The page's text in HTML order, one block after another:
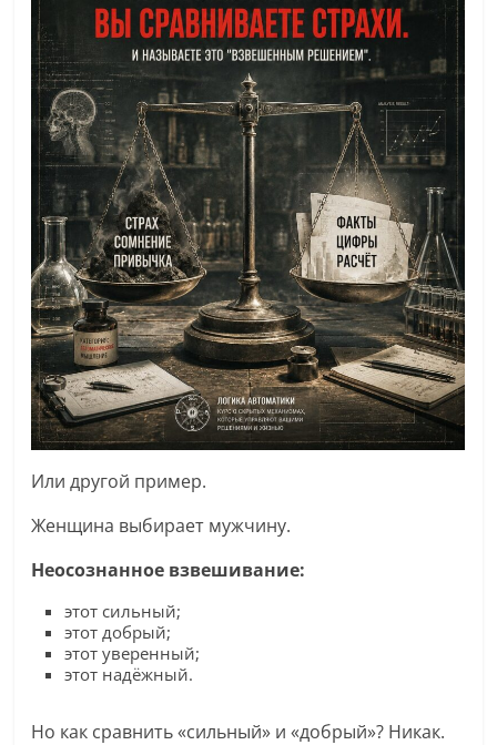
Или другой пример.
Женщина выбирает мужчину.
Неосознанное взвешивание:
этот сильный;
этот добрый;
этот уверенный;
этот надёжный.
Но как сравнить «сильный» и «добрый»? Никак.